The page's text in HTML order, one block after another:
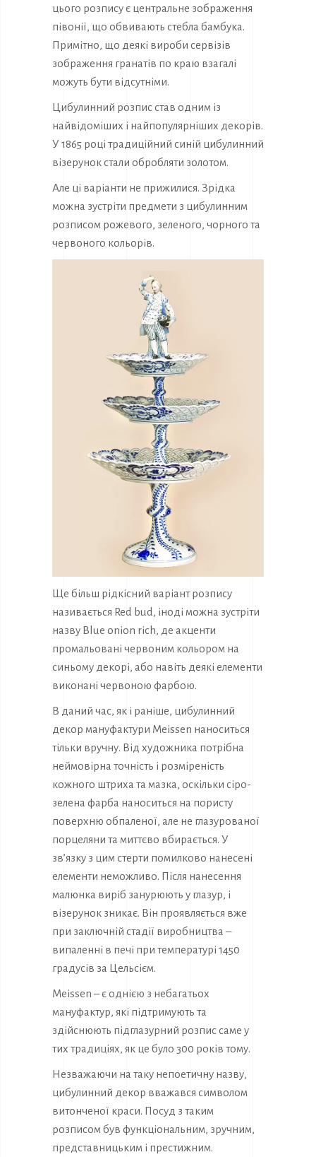
цього розпису є центральне зображення
півонії, що обвивають стебла бамбука.
Примітно, що деякі вироби сервізів
зображення гранатів по краю взагалі
можуть бути відсутніми.
Цибулинний розпис став одним із
найвідоміших і найпопулярніших декорів.
У 1865 році традиційний синій цибулинний
візерунок стали обробляти золотом.
Але ці варіанти не прижилися. Зрідка
можна зустріти предмети з цибулинним
розписом рожевого, зеленого, чорного та
червоного кольорів.
Ще більш рідкісний варіант розпису
називається Red bud, іноді можна зустріти
назву Blue onion rich, де акценти
промальовані червоним кольором на
синьому декорі, або навіть деякі елементи
виконані червоною фарбою.
В даний час, як і раніше, цибулинний
декор мануфактури Meissen наноситься
тільки вручну. Від художника потрібна
неймовірна точність і розміреність
кожного штриха та мазка, оскільки сіро-
зелена фарба наноситься на пористу
поверхню обпаленої, але не глазурованої
порцеляни та миттєво вбирається. У
зв’язку з цим стерти помилково нанесені
елементи неможливо. Після нанесення
малюнка виріб занурюють у глазур, і
візерунок зникає. Він проявляється вже
при заключній стадії виробництва –
випаленні в печі при температурі 1450
градусів за Цельсієм.
Meissen – є однією з небагатьох
мануфактур, які підтримують та
здійснюють підглазурний розпис саме у
тих традиціях, як це було 300 років тому.
Незважаючи на таку непоетичну назву,
цибулинний декор вважався символом
витонченої краси. Посуд з таким
розписом був функціональним, зручним,
представницьким і престижним.